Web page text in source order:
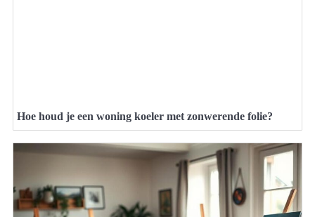
Hoe houd je een woning koeler met zonwerende folie?